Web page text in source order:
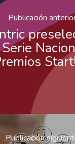
Publicación
Publicación